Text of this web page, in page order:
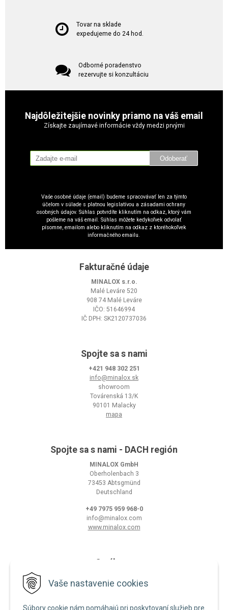
Vaše nastavenie cookies
Súbory cookie nám pomáhajú pri poskytovaní služieb pre
Tovar na sklade
expedujeme do 24 hod.
Odborné poradenstvo
rezervujte si konzultáciu
Najdôležitejšie novinky priamo na váš email
Získajte zaujímavé informácie vždy medzi prvými
Odoberať
Vaše osobné údaje (email) budeme spracovávať len za týmto
účelom v súlade s platnou legislatívou a zásadami ochrany
osobných údajov. Súhlas potvrdíte kliknutím na odkaz, ktorý vám
pošleme na váš email. Súhlas môžete kedykoľvek odvolať
písomne, emailom alebo kliknutím na odkaz z ktoréhokoľvek
informačného emailu.
Fakturačné údaje
MINALOX s.r.o.
Malé Leváre 520
908 74 Malé Leváre
IČO: 51646994
IČ DPH: SK2120737036
Spojte sa s nami
+421 948 302 251
info@minalox.sk
showroom
Továrenská 13/K
90101 Malacky
mapa
Spojte sa s nami - DACH región
MINALOX GmbH
Oberholenbach 3
73453 Abtsgmünd
Deutschland
+49 7975 959 968-0
info@minalox.com
www.minalox.com
O nákupe